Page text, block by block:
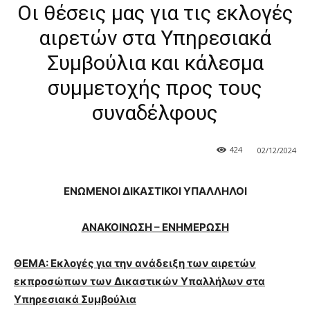
Οι θέσεις μας για τις εκλογές
αιρετών στα Υπηρεσιακά
Συμβούλια και κάλεσμα
συμμετοχής προς τους
συναδέλφους
424 02/12/2024
ΕΝΩΜΕΝΟΙ ΔΙΚΑΣΤΙΚΟΙ ΥΠΑΛΛΗΛΟΙ
ΑΝΑΚΟΙΝΩΣΗ – ΕΝΗΜΕΡΩΣΗ
ΘΕΜΑ: Εκλογές για την ανάδειξη των αιρετών
εκπροσώπων των Δικαστικών Υπαλλήλων στα
Υπηρεσιακά Συμβούλια